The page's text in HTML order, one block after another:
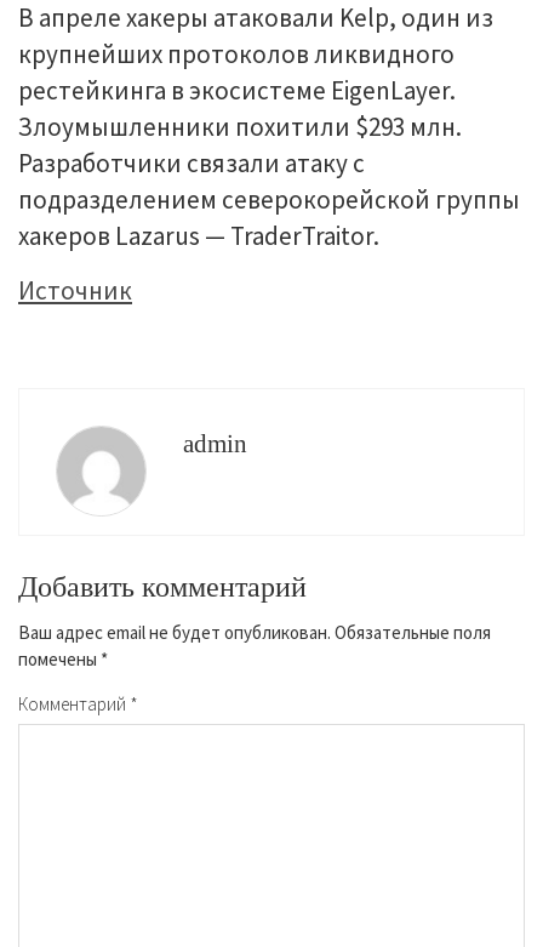
В апреле хакеры атаковали Kelp, один из
крупнейших протоколов ликвидного
рестейкинга в экосистеме EigenLayer.
Злоумышленники похитили $293 млн.
Разработчики связали атаку с
подразделением северокорейской группы
хакеров Lazarus — TraderTraitor.
Источник
admin
Добавить комментарий
Ваш адрес email не будет опубликован. Обязательные поля
помечены *
Комментарий *